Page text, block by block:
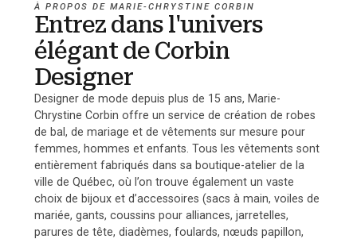
À PROPOS DE MARIE-CHRYSTINE CORBIN
Entrez dans l'univers
élégant de Corbin
Designer
Designer de mode depuis plus de 15 ans, Marie-
Chrystine Corbin offre un service de création de robes
de bal, de mariage et de vêtements sur mesure pour
femmes, hommes et enfants. Tous les vêtements sont
entièrement fabriqués dans sa boutique-atelier de la
ville de Québec, où l’on trouve également un vaste
choix de bijoux et d’accessoires (sacs à main, voiles de
mariée, gants, coussins pour alliances, jarretelles,
parures de tête, diadèmes, foulards, nœuds papillon,